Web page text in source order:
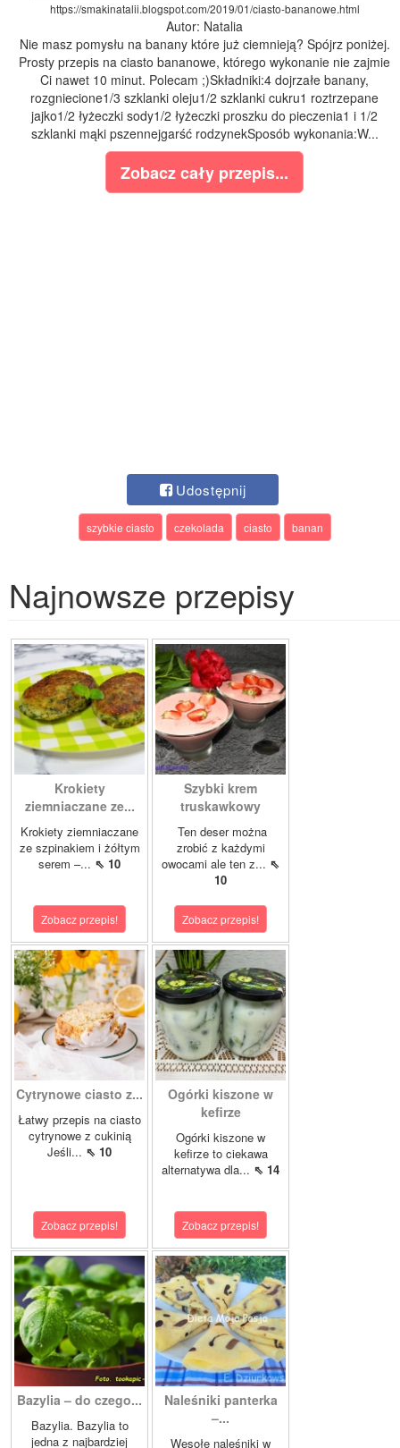
https://smakinatalii.blogspot.com/2019/01/ciasto-bananowe.html
Autor: Natalia
Nie masz pomysłu na banany które już ciemnieją? Spójrz poniżej.
Prosty przepis na ciasto bananowe, którego wykonanie nie zajmie
Ci nawet 10 minut. Polecam ;)Składniki:4 dojrzałe banany,
rozgniecione1/3 szklanki oleju1/2 szklanki cukru1 roztrzepane
jajko1/2 łyżeczki sody1/2 łyżeczki proszku do pieczenia1 i 1/2
szklanki mąki pszennejgarść rodzynekSposób wykonania:W...
Zobacz cały przepis...
Udostępnij
szybkie ciasto czekolada ciasto banan
Najnowsze przepisy
Krokiety
ziemniaczane ze...
Krokiety ziemniaczane
ze szpinakiem i żółtym
serem –... ⇖ 10
Zobacz przepis!
Szybki krem
truskawkowy
Ten deser można
zrobić z każdymi
owocami ale ten z... ⇖
10
Zobacz przepis!
Cytrynowe ciasto z...
Łatwy przepis na ciasto
cytrynowe z cukinią
Jeśli... ⇖ 10
Zobacz przepis!
Ogórki kiszone w
kefirze
Ogórki kiszone w
kefirze to ciekawa
alternatywa dla... ⇖ 14
Zobacz przepis!
Bazylia – do czego...
Bazylia. Bazylia to
jedna z najbardziej
Naleśniki panterka
–...
Wesołe naleśniki w